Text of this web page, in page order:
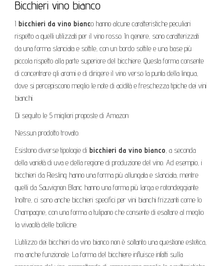
Bicchieri vino bianco
I bicchieri da vino bianco hanno alcune caratteristiche peculiari
rispetto a quelli utilizzati per il vino rosso. In genere, sono caratterizzati
da una forma slanciata e sottile, con un bordo sottile e una base più
piccola rispetto alla parte superiore del bicchiere. Questa forma consente
di concentrare gli aromi e di dirigere il vino verso la punta della lingua,
dove si percepiscono meglio le note di acidità e freschezza tipiche dei vini
bianchi.
Di seguito le 5 migliori proposte di Amazon:
Nessun prodotto trovato.
Esistono diverse tipologie di bicchieri da vino bianco, a seconda
della varietà di uva e della regione di produzione del vino. Ad esempio, i
bicchieri da Riesling hanno una forma più allungata e slanciata, mentre
quelli da Sauvignon Blanc hanno una forma più larga e rotondeggiante.
Inoltre, ci sono anche bicchieri specifici per vini bianchi frizzanti come lo
Champagne, con una forma a tulipano che consente di esaltare al meglio
la vivacità delle bollicine.
L’utilizzo dei bicchieri da vino bianco non è soltanto una questione estetica,
ma anche funzionale. La forma del bicchiere influisce infatti sulla